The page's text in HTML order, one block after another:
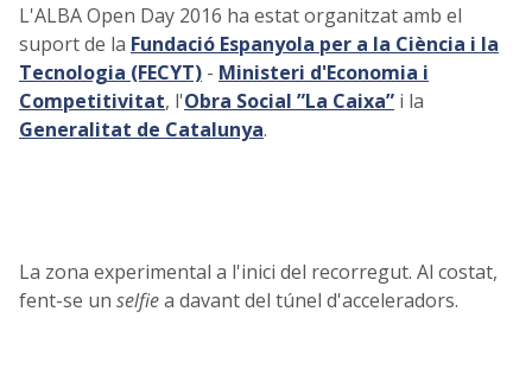
L'ALBA Open Day 2016 ha estat organitzat amb el
suport de la Fundació Espanyola per a la Ciència i la
Tecnologia (FECYT) - Ministeri d'Economia i
Competitivitat, l'Obra Social ”La Caixa” i la
Generalitat de Catalunya.
La zona experimental a l'inici del recorregut. Al costat,
fent-se un selfiea davant del túnel d'acceleradors.